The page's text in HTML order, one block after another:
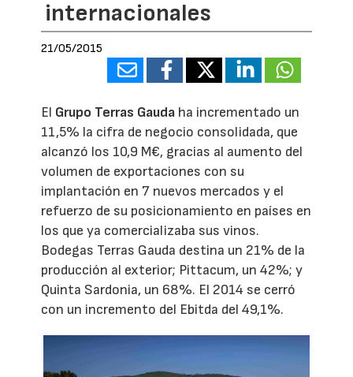
internacionales
21/05/2015
El Grupo Terras Gauda ha incrementado un
11,5% la cifra de negocio consolidada, que
alcanzó los 10,9 M€, gracias al aumento del
volumen de exportaciones con su
implantación en 7 nuevos mercados y el
refuerzo de su posicionamiento en países en
los que ya comercializaba sus vinos.
Bodegas Terras Gauda destina un 21% de la
producción al exterior; Pittacum, un 42%; y
Quinta Sardonia, un 68%. El 2014 se cerró
con un incremento del Ebitda del 49,1%.